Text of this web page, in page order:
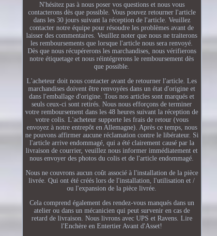
N'hésitez pas à nous poser vos questions et nous vous
contacterons dès que possible. Vous pouvez retourner l'article
dans les 30 jours suivant la réception de l'article. Veuillez
contacter notre équipe pour résoudre les problèmes avant de
laisser des commentaires. Veuillez noter que nous ne traiterons
les remboursements que lorsque l'article nous sera renvoyé.
Dès que nous récupérerons les marchandises, nous vérifierons
notre étiquetage et nous réintégrerons le remboursement dès
que possible.
L'acheteur doit nous contacter avant de retourner l'article. Les
marchandises doivent être renvoyées dans un état d'origine et
dans l'emballage d'origine. Tous nos articles sont marqués et
seuls ceux-ci sont retirés. Nous nous efforçons de terminer
votre remboursement dans les 48 heures suivant la réception de
votre colis. L'acheteur supporte les frais de retour (vous
envoyez à notre entrepôt en Allemagne). Après ce temps, nous
ne pouvons affirmer aucune réclamation contre le libérateur. Si
l'article arrive endommagé, qui a été clairement causé par la
livraison de courrier, veuillez nous informer immédiatement et
nous envoyer des photos du colis et de l'article endommagé.
Nous ne couvrons aucun coût associé à l'installation de la pièce
livrée. Qui ont été créés lors de l'installation, l'utilisation et /
ou l'expansion de la pièce livrée.
Cela comprend également des rendez-vous manqués dans un
atelier ou dans un mécanicien qui peut survenir en cas de
retard de livraison. Nous livrons avec UPS et Ravens. Lire
l'Enchère en Entertier Avant d'Asset!